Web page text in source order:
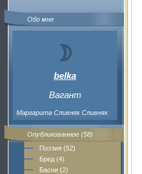
Обо мне
belka
Вагант
Маргарита Сливняк Сливняк
Опубликованное (58)
Поэзия (52)
Бред (4)
Басни (2)